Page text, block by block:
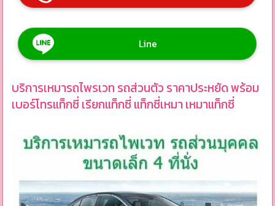
Line
บริการเหมารถไพรเวท รถส่วนตัว ราคาประหยัด พร้อม
เบอร์โทรแท็กซี่ เรียกแท็กซี่ แท็กซี่เหมา เหมาแท็กซี่